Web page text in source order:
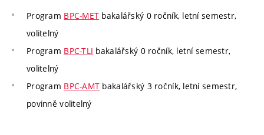
Program BPC-MET bakalářský 0 ročník, letní semestr,
volitelný
Program BPC-TLI bakalářský 0 ročník, letní semestr,
volitelný
Program BPC-AMT bakalářský 3 ročník, letní semestr,
povinně volitelný